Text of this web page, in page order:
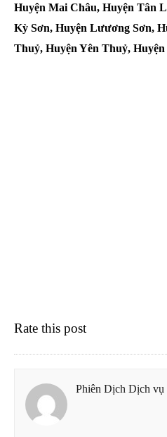
Huyện Mai Châu, Huyện Tân
Kỳ Sơn, Huyện Lưương Sơn,
Thuỷ, Huyện Yên Thuỷ, Huyện
Rate this post
Phiên Dịch Dịch vụ